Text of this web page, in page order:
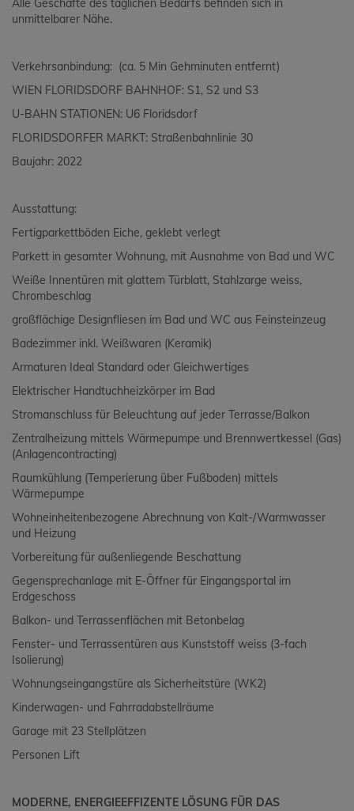
Alle Geschäfte des täglichen Bedarfs befinden sich in
unmittelbarer Nähe.
Verkehrsanbindung: (ca. 5 Min Gehminuten entfernt)
WIEN FLORIDSDORF BAHNHOF: S1, S2 und S3
U-BAHN STATIONEN: U6 Floridsdorf
FLORIDSDORFER MARKT: Straßenbahnlinie 30
Baujahr: 2022
Ausstattung:
Fertigparkettböden Eiche, geklebt verlegt
Parkett in gesamter Wohnung, mit Ausnahme von Bad und WC
Weiße Innentüren mit glattem Türblatt, Stahlzarge weiss,
Chrombeschlag
großflächige Designfliesen im Bad und WC aus Feinsteinzeug
Badezimmer inkl. Weißwaren (Keramik)
Armaturen Ideal Standard oder Gleichwertiges
Elektrischer Handtuchheizkörper im Bad
Stromanschluss für Beleuchtung auf jeder Terrasse/Balkon
Zentralheizung mittels Wärmepumpe und Brennwertkessel (Gas)
(Anlagencontracting)
Raumkühlung (Temperierung über Fußboden) mittels
Wärmepumpe
Wohneinheitenbezogene Abrechnung von Kalt-/Warmwasser
und Heizung
Vorbereitung für außenliegende Beschattung
Gegensprechanlage mit E-Öffner für Eingangsportal im
Erdgeschoss
Balkon- und Terrassenflächen mit Betonbelag
Fenster- und Terrassentüren aus Kunststoff weiss (3-fach
Isolierung)
Wohnungseingangstüre als Sicherheitstüre (WK2)
Kinderwagen- und Fahrradabstellräume
Garage mit 23 Stellplätzen
Personen Lift
MODERNE, ENERGIEEFFIZENTE LÖSUNG FÜR DAS